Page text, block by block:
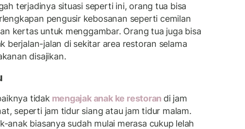
terjadinya situasi seperti ini, orang tua bisa
pengusir kebosanan seperti cemilan
kertas untuk menggambar. Orang tua juga bisa
berjalan-jalan di sekitar area restoran selama
disajikan.
tidak mengajak anak ke restoran di jam
seperti jam tidur siang atau jam tidur malam.
anak biasanya sudah mulai merasa cukup lelah